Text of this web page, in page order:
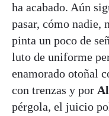
ha acabado. Aún
pasar, cómo nadie,
pinta un poco de
luto de uniforme
enamorado otoñal
con trenzas y por
pérgola, el juicio